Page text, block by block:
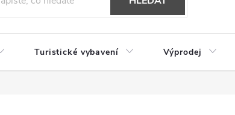
Turistické vybavení Výprodej